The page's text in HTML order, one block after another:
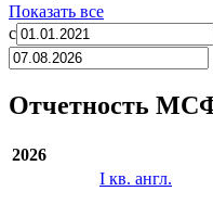
Показать все
с
Отчетность
2026
I кв. англ.